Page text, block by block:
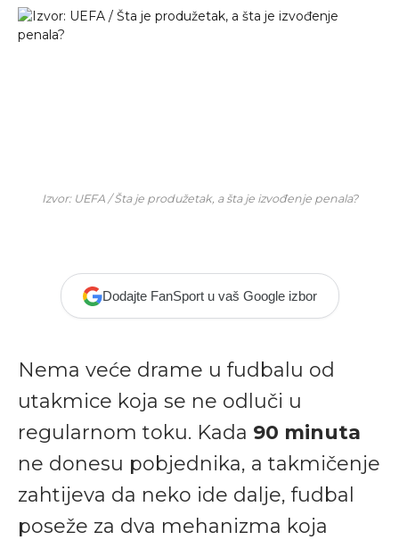
Izvor: UEFA / Šta je produžetak, a šta je izvođenje penala?
Dodajte FanSport u vaš Google izbor
Nema veće drame u fudbalu od
utakmice koja se ne odluči u
regularnom toku. Kada 90 minuta
ne donesu pobjednika, a takmičenje
zahtijeva da neko ide dalje, fudbal
poseže za dva mehanizma koja